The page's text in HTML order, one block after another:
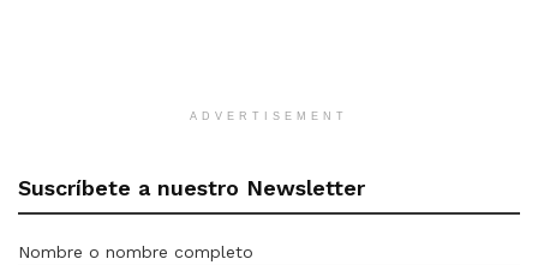
ADVERTISEMENT
Suscríbete a nuestro Newsletter
Nombre o nombre completo